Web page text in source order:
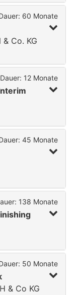
60 Monate
Co. KG
Dauer: 12 Monate
45 Monate
138 Monate
50 Monate
& Co KG